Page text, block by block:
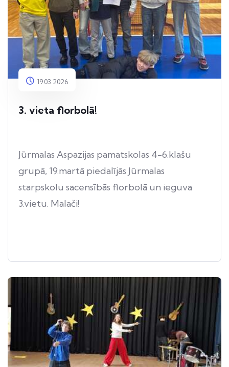
19.03.2026
3. vieta florbolā!
Jūrmalas Aspazijas pamatskolas 4-6.klašu
grupā, 19.martā piedalījās Jūrmalas
starpskolu sacensībās florbolā un ieguva
3.vietu. Malači!